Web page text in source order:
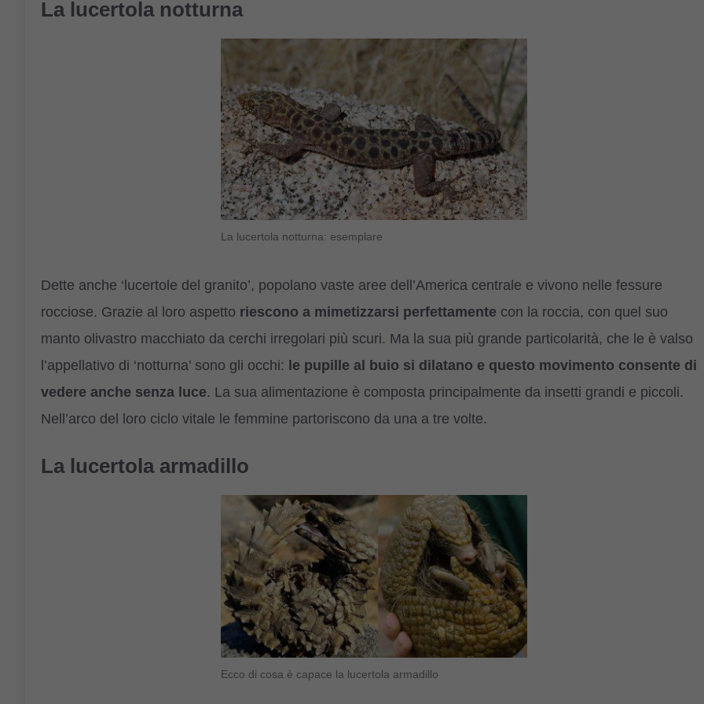
La lucertola notturna
La lucertola notturna: esemplare
Dette anche ‘lucertole del granito’, popolano vaste aree dell’America centrale e vivono nelle fessure
rocciose. Grazie al loro aspetto riescono a mimetizzarsi perfettamente con la roccia, con quel suo
manto olivastro macchiato da cerchi irregolari più scuri. Ma la sua più grande particolarità, che le è valso
l’appellativo di ‘notturna’ sono gli occhi: le pupille al buio si dilatano e questo movimento consente di
vedere anche senza luce. La sua alimentazione è composta principalmente da insetti grandi e piccoli.
Nell’arco del loro ciclo vitale le femmine partoriscono da una a tre volte.
La lucertola armadillo
Ecco di cosa è capace la lucertola armadillo